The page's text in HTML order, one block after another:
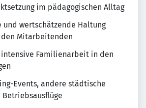
im pädagogischen Alltag
und wertschätzende Haltung
den Mitarbeitenden
Familienarbeit in den
Events, andere städtische
Betriebsausflüge